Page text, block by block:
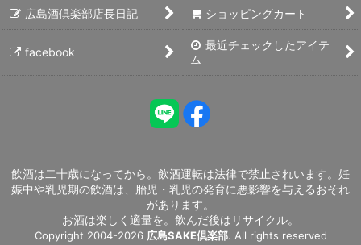
広島酒倶楽部店長日記 ショッピングカート
facebook
最近チェックしたアイテ
ム
飲酒は二十歳になってから。飲酒運転は法律で禁止されいます。妊
娠中や乳児期の飲酒は、胎児・乳児の発育に悪影響を与えるおそれ
があります。
お酒は楽しく適量を。飲んだ後はリサイクル。
Copyright 2004-2026 広島SAKE倶楽部. All rights reserved